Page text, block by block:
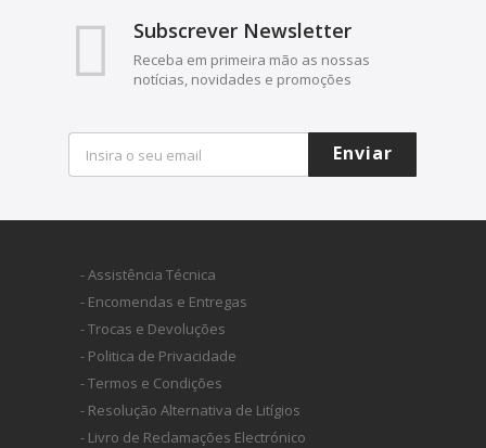
Subscrever Newsletter
Receba em primeira mão as nossas
notícias, novidades e promoções
Enviar
- Assistência Técnica
- Encomendas e Entregas
- Trocas e Devoluções
- Politica de Privacidade
- Termos e Condições
- Resolução Alternativa de Litígios
- Livro de Reclamações Electrónico